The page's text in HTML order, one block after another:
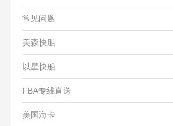
常见问题
美森快船
以星快船
FBA专线直送
美国海卡